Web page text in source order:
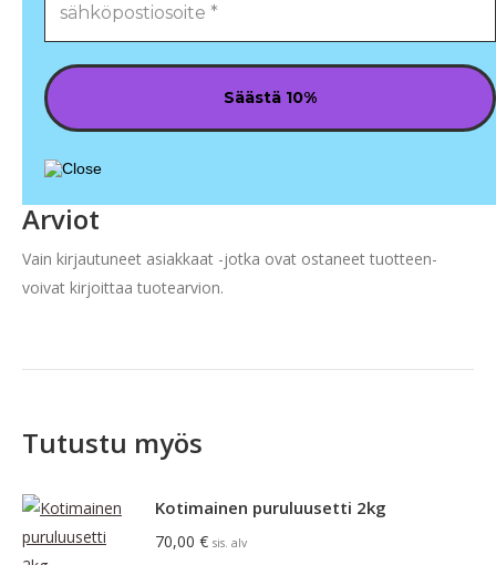
Arviot
Vain kirjautuneet asiakkaat -jotka ovat ostaneet tuotteen-
voivat kirjoittaa tuotearvion.
Tutustu myös
Kotimainen puruluusetti 2kg
70,00 € sis. alv